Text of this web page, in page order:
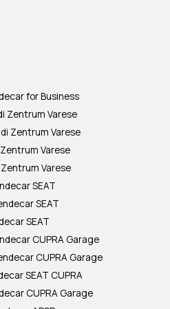
for Business
Zentrum Varese
Zentrum Varese
Varese
Varese
SEAT
SEAT
SEAT
CUPRA Garage
CUPRA Garage
SEAT CUPRA
CUPRA Garage